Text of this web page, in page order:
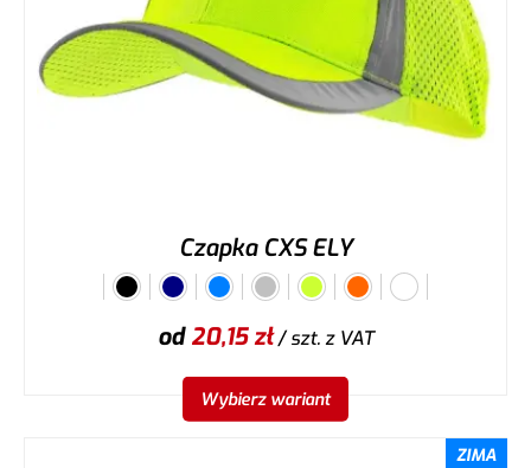
Czapka CXS ELY
od20,15zł/ szt.z VAT
Wybierz wariant
ZIMA